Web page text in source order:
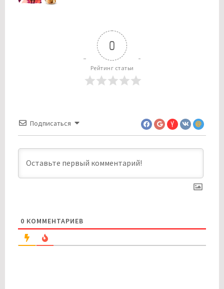
0
Рейтинг статьи
Подписаться
0 КОММЕНТАРИЕВ